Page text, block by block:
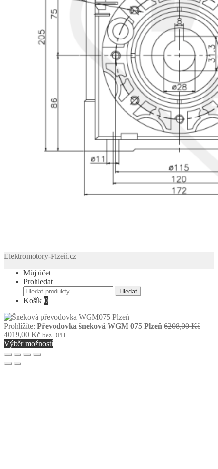
Elektromotory-Plzeň.cz
Můj účet
Prohledat
Hledat:
Hledat
Košík 0
Prohlížíte: Převodovka šneková WGM 075 Plzeň 6208,00Kč
4019,00 KčAktuální
cena
je:
bez DPH
Výběr možností